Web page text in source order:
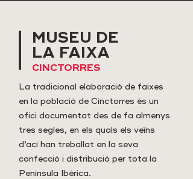
MUSEU DE
LA FAIXA
CINCTORRES
La tradicional elaboració de faixes
en la població de Cinctorres és un
ofici documentat des de fa almenys
tres segles, en els quals els veïns
d’ací han treballat en la seva
confecció i distribució per tota la
Península Ibèrica.